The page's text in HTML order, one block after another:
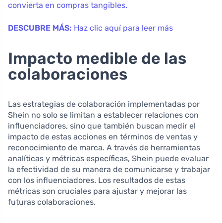
convierta en compras tangibles.
DESCUBRE MÁS: Haz clic aquí para leer más
Impacto medible de las
colaboraciones
Las estrategias de colaboración implementadas por
Shein no solo se limitan a establecer relaciones con
influenciadores, sino que también buscan medir el
impacto de estas acciones en términos de ventas y
reconocimiento de marca. A través de herramientas
analíticas y métricas específicas, Shein puede evaluar
la efectividad de su manera de comunicarse y trabajar
con los influenciadores. Los resultados de estas
métricas son cruciales para ajustar y mejorar las
futuras colaboraciones.